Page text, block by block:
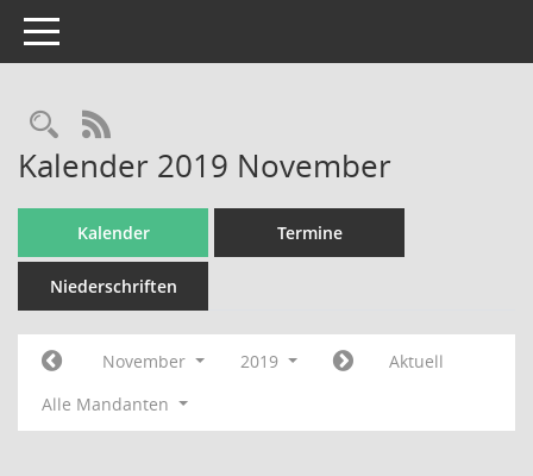
Toggle navigation
Rechercheauswahl
RSS-Feed
Kalender 2019 November
Kalender Termine
Niederschriften
November 2019
Aktuell
Alle Mandanten